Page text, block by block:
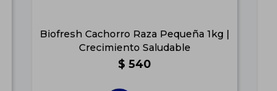
Biofresh Cachorro Raza Pequeña 1kg |
Crecimiento Saludable
$ 540